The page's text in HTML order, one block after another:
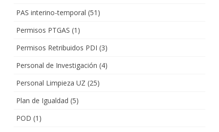
PAS interino-temporal (51)
Permisos PTGAS (1)
Permisos Retribuidos PDI (3)
Personal de Investigación (4)
Personal Limpieza UZ (25)
Plan de Igualdad (5)
POD (1)